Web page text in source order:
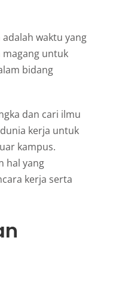
waktu yang
magang untuk
bidang
dan cari ilmu
kerja untuk
kampus.
hal yang
kerja serta